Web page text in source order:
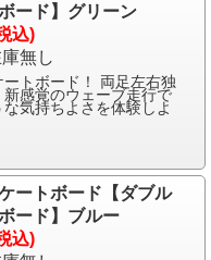
ード】グリーン
込)
ートボード！ 両足左右独
新感覚のウェーブ走行で
気持ちよさを体験しよ
ートボード【ダブル
ード】ブルー
込)